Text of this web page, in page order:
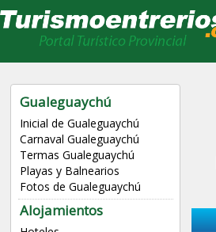
Gualeguaychú
Inicial de Gualeguaychú
Carnaval Gualeguaychú
Termas Gualeguaychú
Playas y Balnearios
Fotos de Gualeguaychú
Alojamientos